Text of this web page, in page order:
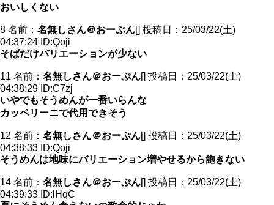
おいしくない
8 名前： 名無しさん＠おーぷん[] 投稿日：25/03/22(土)
04:37:24 ID:Qoji
そばだけバリエーションが少ない
11 名前： 名無しさん＠おーぷん[] 投稿日：25/03/22(土)
04:38:29 ID:C7zj
いやでもそうめんが一番いらんな
カッペリーニで代用できそう
12 名前： 名無しさん＠おーぷん[] 投稿日：25/03/22(土)
04:38:33 ID:Qoji
そうめんは地味にバリエーション増やせるから飽きない
14 名前： 名無しさん＠おーぷん[] 投稿日：25/03/22(土)
04:39:33 ID:lHqC